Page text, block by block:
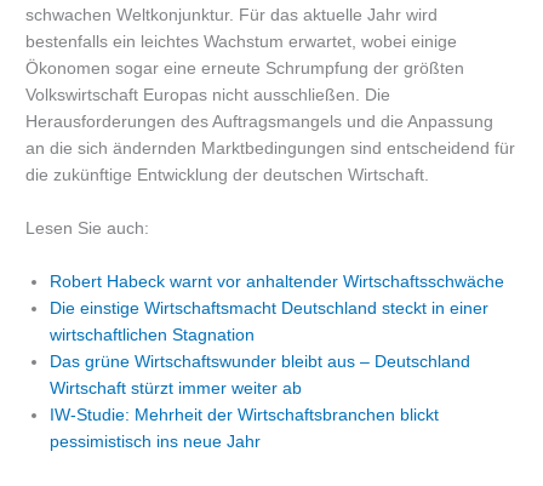
schwachen Weltkonjunktur. Für das aktuelle Jahr wird
bestenfalls ein leichtes Wachstum erwartet, wobei einige
Ökonomen sogar eine erneute Schrumpfung der größten
Volkswirtschaft Europas nicht ausschließen. Die
Herausforderungen des Auftragsmangels und die Anpassung
an die sich ändernden Marktbedingungen sind entscheidend für
die zukünftige Entwicklung der deutschen Wirtschaft.
Lesen Sie auch:
Robert Habeck warnt vor anhaltender Wirtschaftsschwäche
Die einstige Wirtschaftsmacht Deutschland steckt in einer
wirtschaftlichen Stagnation
Das grüne Wirtschaftswunder bleibt aus – Deutschland
Wirtschaft stürzt immer weiter ab
IW-Studie: Mehrheit der Wirtschaftsbranchen blickt
pessimistisch ins neue Jahr